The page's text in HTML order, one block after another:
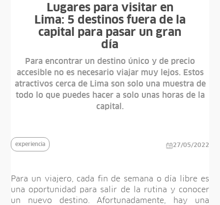
Lugares para visitar en
Lima: 5 destinos fuera de la
capital para pasar un gran
día
Para encontrar un destino único y de precio
accesible no es necesario viajar muy lejos. Estos
atractivos cerca de Lima son solo una muestra de
todo lo que puedes hacer a solo unas horas de la
capital.
experiencia 27/05/2022
Para un viajero, cada fin de semana o día libre es
una oportunidad para salir de la rutina y conocer
un nuevo destino. Afortunadamente, hay una